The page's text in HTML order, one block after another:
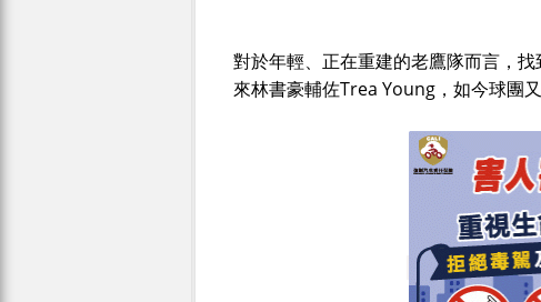
對於年輕、正在重建的老鷹隊而言，
來林書豪輔佐Trea Young，如今球團